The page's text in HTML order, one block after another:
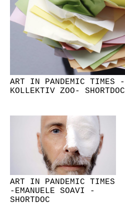
ART IN PANDEMIC TIMES -
KOLLEKTIV ZOO- SHORTDOC
ART IN PANDEMIC TIMES
-EMANUELE SOAVI -
SHORTDOC